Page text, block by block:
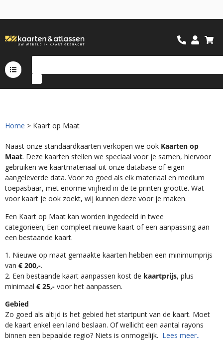
Niet goed, geld terug
Home > Kaart op Maat
Naast onze standaardkaarten verkopen we ook Kaarten op
Maat. Deze kaarten stellen we speciaal voor je samen, hiervoor
gebruiken we kaartmateriaal uit onze database of eigen
aangeleverde data. Voor zo goed als elk materiaal en medium
toepasbaar, met enorme vrijheid in de te printen grootte. Wat
voor kaart je ook zoekt, wij kunnen deze voor je maken.
Een Kaart op Maat kan worden ingedeeld in twee
categorieën; Een compleet nieuwe kaart of een aanpassing aan
een bestaande kaart.
1. Nieuwe op maat gemaakte kaarten hebben een minimumprijs
van € 200,-.
2. Een bestaande kaart aanpassen kost de kaartprijs, plus
minimaal € 25,- voor het aanpassen.
Gebied
Zo goed als altijd is het gebied het startpunt van de kaart. Moet
de kaart enkel een land beslaan. Of wellicht een aantal rayons
binnen een bepaalde regio? Niets is onmogelijk. Lees meer..